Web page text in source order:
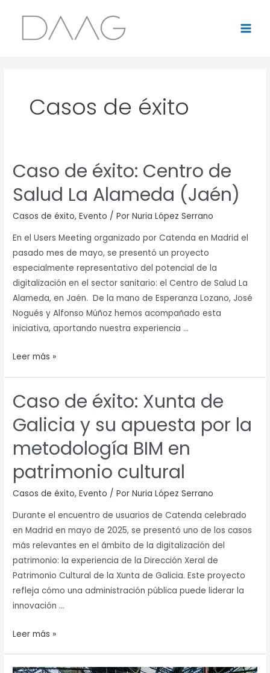
contenido
Casos de éxito
Caso de éxito: Centro de
Salud La Alameda (Jaén)
Casos de éxito,Evento / PorNuria López Serrano
En el Users Meeting organizado por Catenda en Madrid el
pasado mes de mayo, se presentó un proyecto
especialmente representativo del potencial de la
digitalización en el sector sanitario: el Centro de Salud La
Alameda, en Jaén. De la mano de Esperanza Lozano, José
Nogués y Alfonso Múñoz hemos acompañado esta
iniciativa, aportando nuestra experiencia …
Caso
éxito:
Centro
Salud
La
Alameda
(Jaén)
Leer más »
Caso de éxito: Xunta de
Galicia y su apuesta por la
metodología BIM en
patrimonio cultural
Casos de éxito,Evento / PorNuria López Serrano
Durante el encuentro de usuarios de Catenda celebrado
en Madrid en mayo de 2025, se presentó uno de los casos
más relevantes en el ámbito de la digitalización del
patrimonio: la experiencia de la Dirección Xeral de
Patrimonio Cultural de la Xunta de Galicia. Este proyecto
refleja cómo una administración pública puede liderar la
innovación …
Caso
de
éxito:
Xunta
de
Galicia
y
apuesta
por
la
metodología
BIM
en
patrimonio
Leer más »